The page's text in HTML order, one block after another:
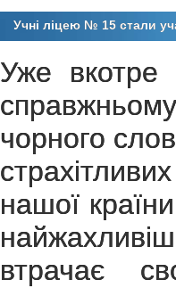
Учні ліцею № 15 стали
Уже
чорного
нашої
втрачає